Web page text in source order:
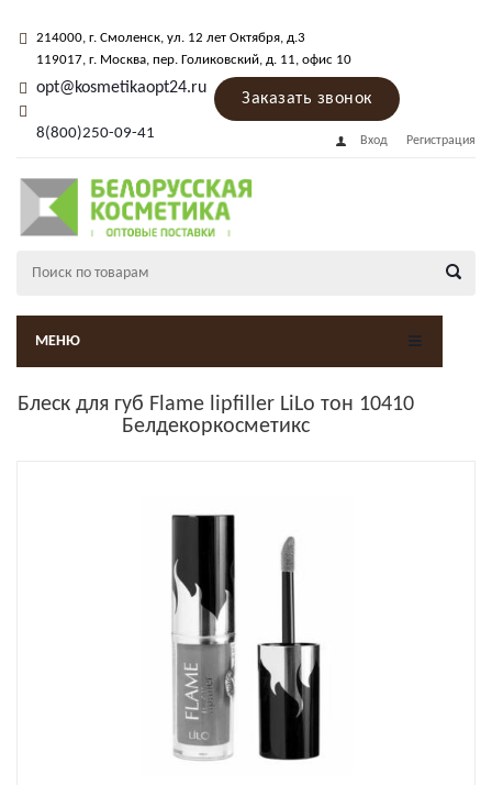
214000, г. Смоленск, ул. 12 лет Октября, д.3
119017, г. Москва, пер. Голиковский, д. 11, офис 10
opt@kosmetikaopt24.ru
8(800)250-09-41
Заказать звонок
Вход Регистрация
МЕНЮ
Блеск для губ Flame lipfiller LiLo тон 10410
Белдекоркосметикс